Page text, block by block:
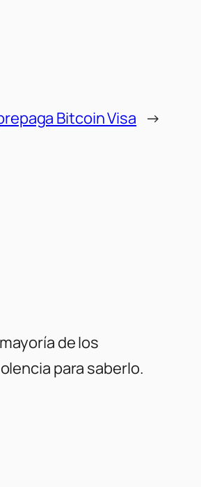
Bitcoin Visa →
de los
para saberlo.